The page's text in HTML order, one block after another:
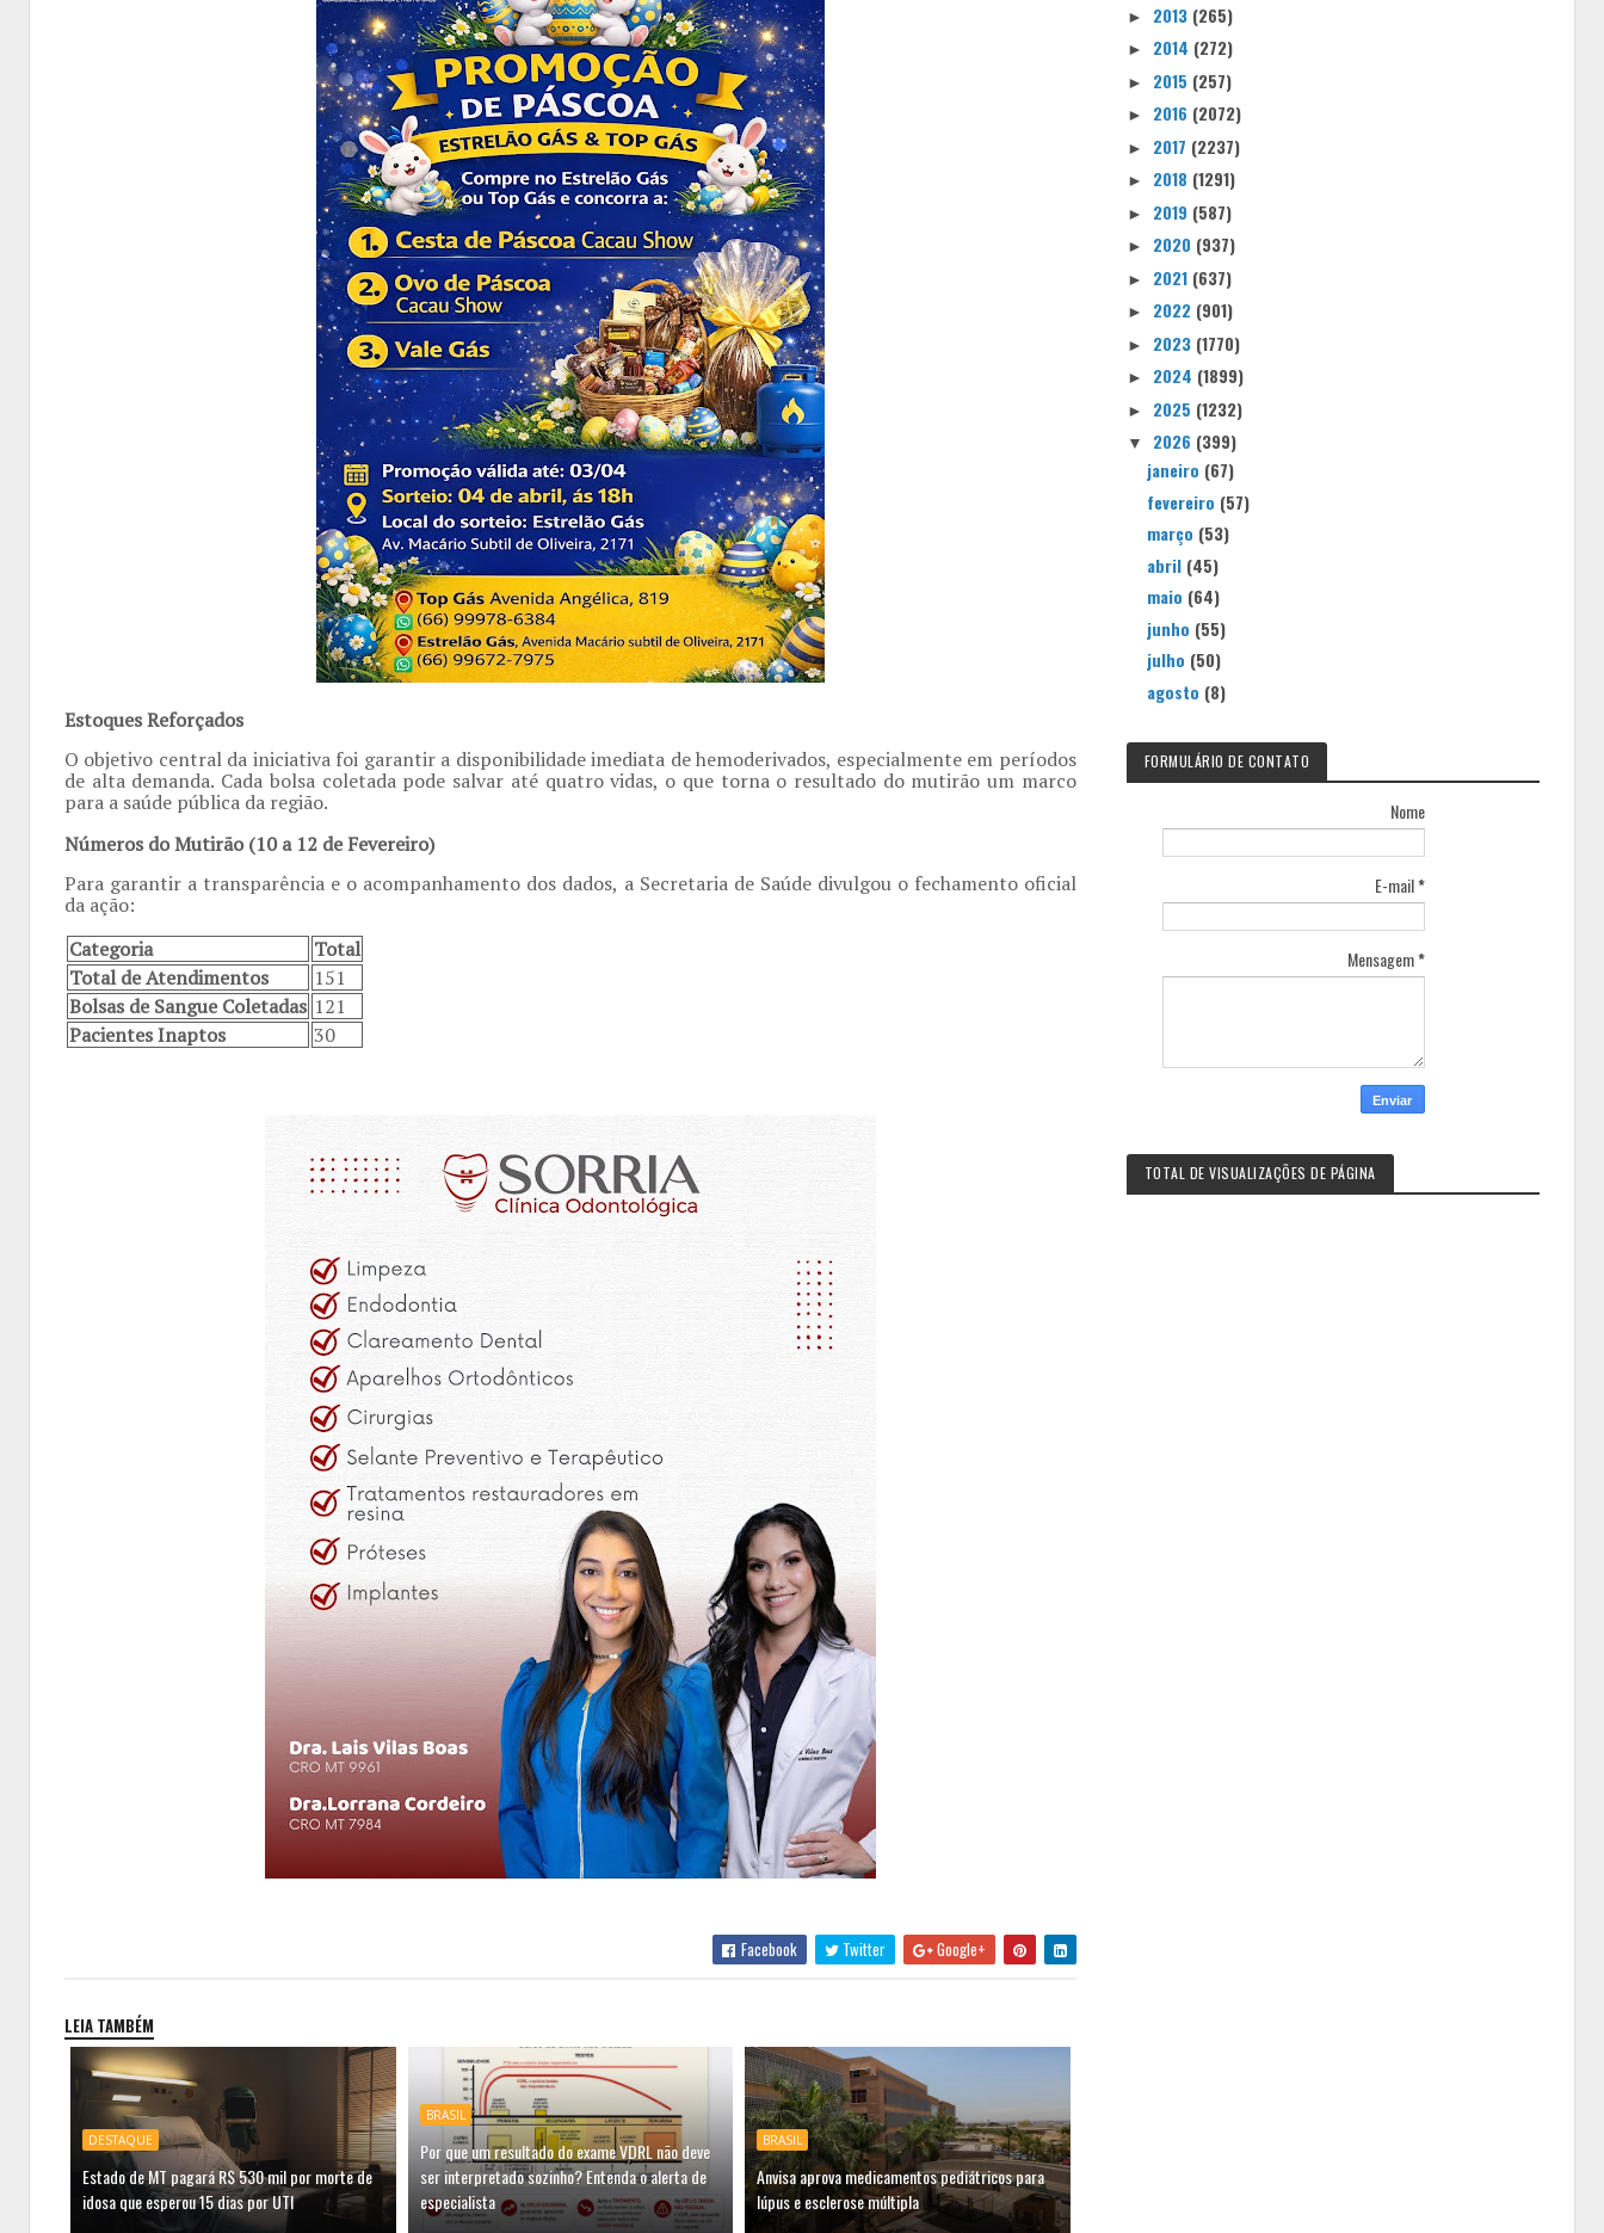
Estoques Reforçados
O objetivo central da iniciativa foi garantir a disponibilidade imediata de hemoderivados, especialmente em períodos
de alta demanda. Cada bolsa coletada pode salvar até quatro vidas, o que torna o resultado do mutirão um marco
para a saúde pública da região.
Números do Mutirão (10 a 12 de Fevereiro)
Para garantir a transparência e o acompanhamento dos dados, a Secretaria de Saúde divulgou o fechamento oficial
da ação:
Categoria
Total
Total de Atendimentos
151
Bolsas de Sangue Coletadas 121
Pacientes Inaptos
30
Facebook Twitter Google+
LEIA TAMBÉM
DESTAQUE
Estado de MT pagará R$ 530 mil por morte de
idosa que esperou 15 dias por UTI
BRASIL
Por que um resultado do exame VDRL não deve
ser interpretado sozinho? Entenda o alerta de
especialista
BRASIL
Anvisa aprova medicamentos pediátricos para
lúpus e esclerose múltipla
► 2013 (265)
► 2014 (272)
► 2015 (257)
► 2016 (2072)
► 2017 (2237)
► 2018 (1291)
► 2019 (587)
► 2020 (937)
► 2021 (637)
► 2022 (901)
► 2023 (1770)
► 2024 (1899)
► 2025 (1232)
▼ 2026 (399)
janeiro (67)
fevereiro (57)
março (53)
abril (45)
maio (64)
junho (55)
julho (50)
agosto (8)
FORMULÁRIO DE CONTATO
Nome
E-mail*
Mensagem*
TOTAL DE VISUALIZAÇÕES DE PÁGINA